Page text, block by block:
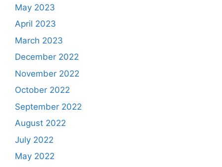
May 2023
April 2023
March 2023
December 2022
November 2022
October 2022
September 2022
August 2022
July 2022
May 2022